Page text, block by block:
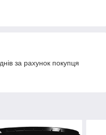
за рахунок покупця